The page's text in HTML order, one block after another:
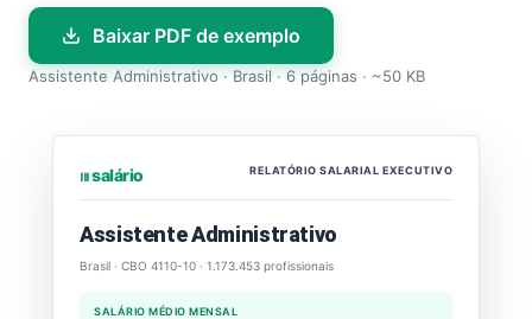
Baixar PDF de exemplo
Assistente Administrativo · Brasil · 6 páginas · ~50 KB
⏐⏐⏐ salário RELATÓRIO SALARIAL EXECUTIVO
Assistente Administrativo
Brasil · CBO 4110-10 · 1.173.453 profissionais
SALÁRIO MÉDIO MENSAL